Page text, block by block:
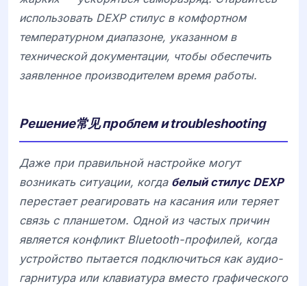
использовать DEXP стилусв комфортном
температурном диапазоне, указанном в
технической документации, чтобы обеспечить
заявленное производителем время работы.
Решение常见 проблем и troubleshooting
Даже при правильной настройке могут
возникать ситуации, когда белый стилус DEXP
перестает реагировать на касания или теряет
связь с планшетом. Одной из частых причин
является конфликт Bluetooth-профилей, когда
устройство пытается подключиться как аудио-
гарнитура или клавиатура вместо графического